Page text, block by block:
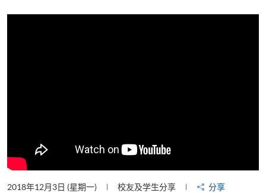
片
2018年12月3日 (星期一) 校友及学生分享 分享